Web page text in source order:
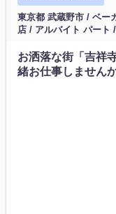
東京都 武蔵野市 / ベ
店 / アルバイト パート
お洒落な街「吉祥
緒お仕事しません